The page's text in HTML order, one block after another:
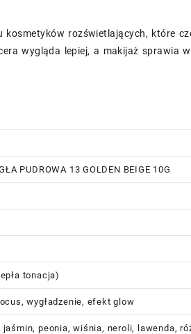
kosmetyków rozświetlających, które
wygląda lepiej, a makijaż sprawia
PUDROWA 13 GOLDEN BEIGE 10G
tonacja)
wygładzenie, efekt glow
peonia, wiśnia, neroli, lawenda,